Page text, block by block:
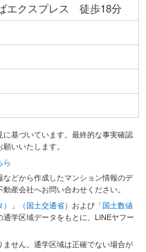
エクスプレス 徒歩18分
基づいています。最終的な事実確認
いいたします。
ら
どから作成したマンション情報のデ
産会社へお問い合わせください。
」（国土交通省） および 「国土数値
通学区域データをもとに、LINEヤフー
せん。通学区域は正確でない場合が